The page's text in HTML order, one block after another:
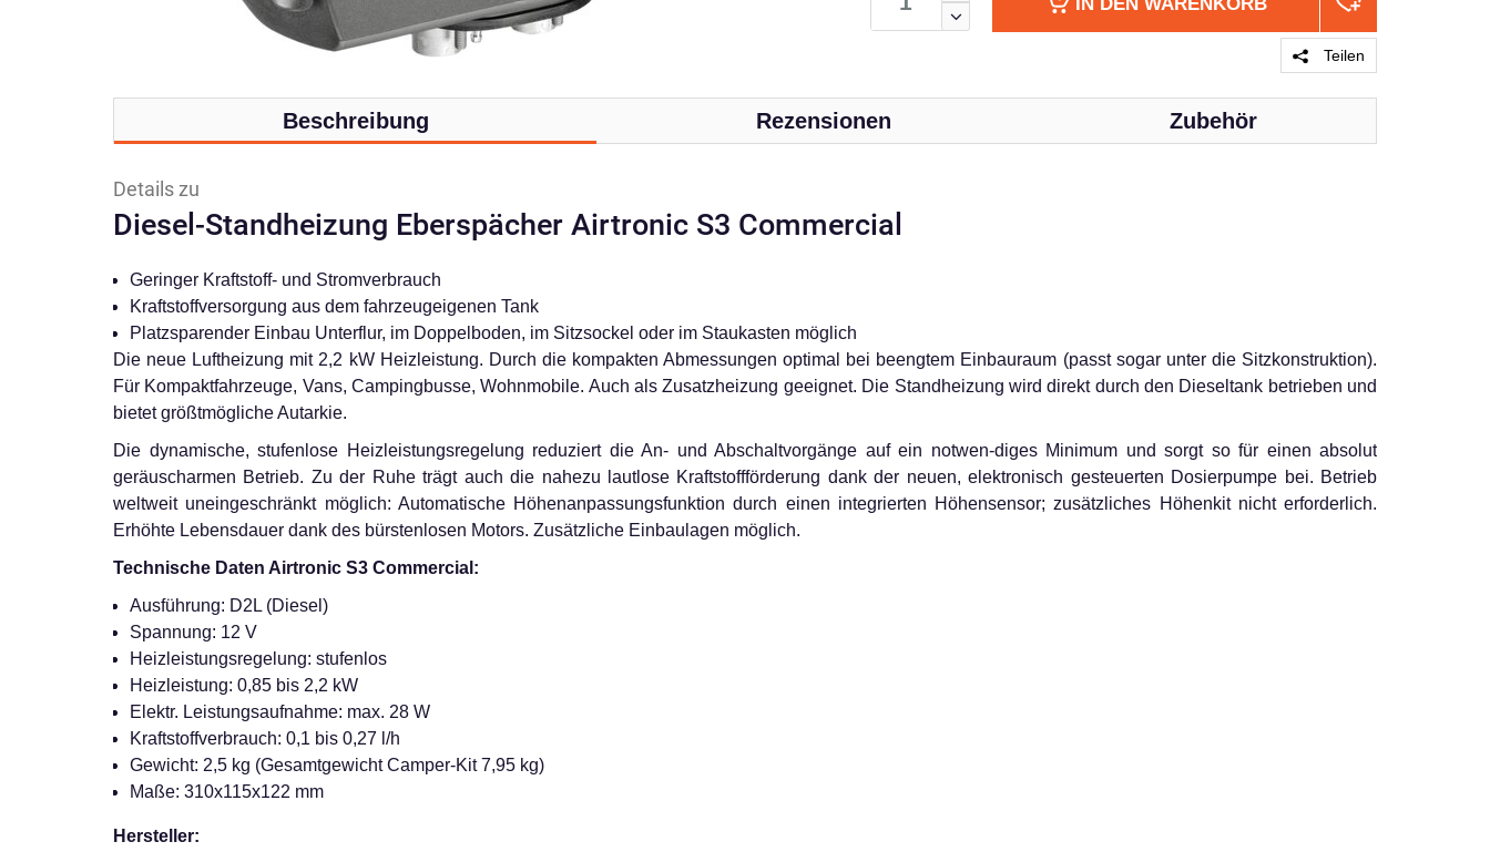
Teilen
Beschreibung Rezensionen Zubehör
Details zu
Diesel-Standheizung Eberspächer Airtronic S3 Commercial
Geringer Kraftstoff- und Stromverbrauch
Kraftstoffversorgung aus dem fahrzeugeigenen Tank
Platzsparender Einbau Unterflur, im Doppelboden, im Sitzsockel oder im Staukasten möglich
Die neue Luftheizung mit 2,2 kW Heizleistung. Durch die kompakten Abmessungen optimal bei beengtem Einbauraum (passt sogar unter die Sitzkonstruktion).
Für Kompaktfahrzeuge, Vans, Campingbusse, Wohnmobile. Auch als Zusatzheizung geeignet. Die Standheizung wird direkt durch den Dieseltank betrieben und
bietet größtmögliche Autarkie.
Die dynamische, stufenlose Heizleistungsregelung reduziert die An- und Abschaltvorgänge auf ein notwen-diges Minimum und sorgt so für einen absolut
geräuscharmen Betrieb. Zu der Ruhe trägt auch die nahezu lautlose Kraftstoffförderung dank der neuen, elektronisch gesteuerten Dosierpumpe bei. Betrieb
weltweit uneingeschränkt möglich: Automatische Höhenanpassungsfunktion durch einen integrierten Höhensensor; zusätzliches Höhenkit nicht erforderlich.
Erhöhte Lebensdauer dank des bürstenlosen Motors. Zusätzliche Einbaulagen möglich.
Technische Daten Airtronic S3 Commercial:
Ausführung: D2L (Diesel)
Spannung: 12 V
Heizleistungsregelung: stufenlos
Heizleistung: 0,85 bis 2,2 kW
Elektr. Leistungsaufnahme: max. 28 W
Kraftstoffverbrauch: 0,1 bis 0,27 l/h
Gewicht: 2,5 kg (Gesamtgewicht Camper-Kit 7,95 kg)
Maße: 310x115x122 mm
Hersteller: